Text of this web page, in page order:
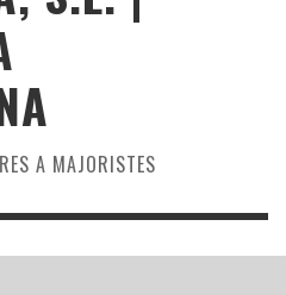
A MAJORISTES